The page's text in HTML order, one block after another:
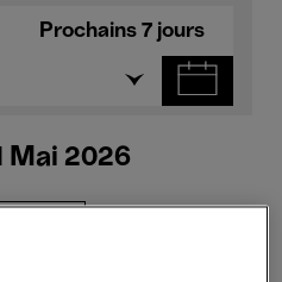
Prochains 7 jours
Mai 2026